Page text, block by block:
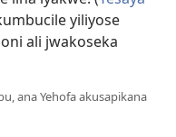
yiliyose
ali jwakoseka
ana Yehofa akusapikana